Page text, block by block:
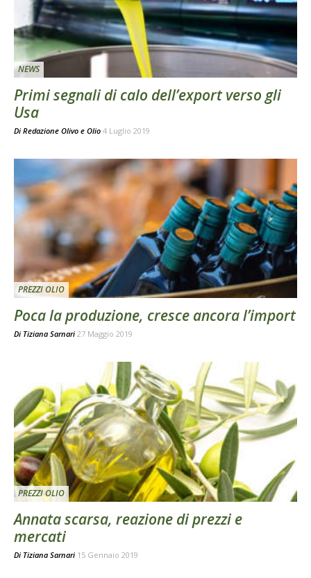
NEWS
Primi segnali di calo dell’export verso gli
Usa
Di Redazione Olivo e Olio 4 Luglio 2019
PREZZI OLIO
Poca la produzione, cresce ancora l’import
Di Tiziana Sarnari 27 Maggio 2019
PREZZI OLIO
Annata scarsa, reazione di prezzi e
mercati
Di Tiziana Sarnari 15 Gennaio 2019